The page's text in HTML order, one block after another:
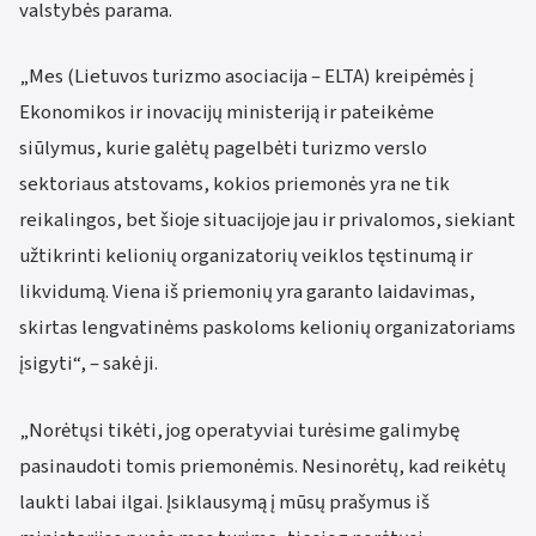
valstybės parama.
„Mes (Lietuvos turizmo asociacija – ELTA) kreipėmės į
Ekonomikos ir inovacijų ministeriją ir pateikėme
siūlymus, kurie galėtų pagelbėti turizmo verslo
sektoriaus atstovams, kokios priemonės yra ne tik
reikalingos, bet šioje situacijoje jau ir privalomos, siekiant
užtikrinti kelionių organizatorių veiklos tęstinumą ir
likvidumą. Viena iš priemonių yra garanto laidavimas,
skirtas lengvatinėms paskoloms kelionių organizatoriams
įsigyti“, – sakė ji.
„Norėtųsi tikėti, jog operatyviai turėsime galimybę
pasinaudoti tomis priemonėmis. Nesinorėtų, kad reikėtų
laukti labai ilgai. Įsiklausymą į mūsų prašymus iš